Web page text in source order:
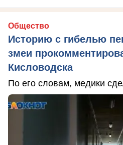
Общество
Историю с гибелью
змеи
Кисловодска
По его словам, медики